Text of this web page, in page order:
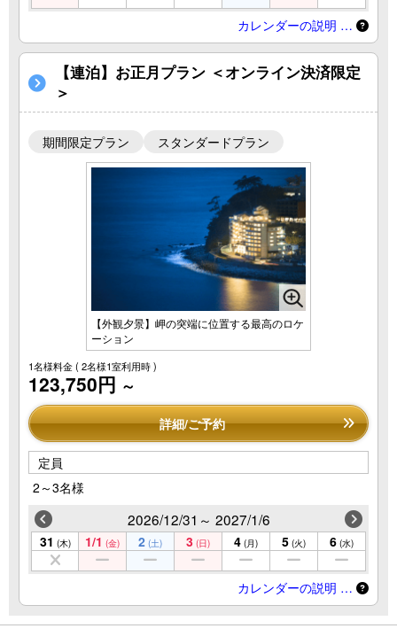
カレンダーの説明 …
【連泊】お正月プラン ＜オンライン決済限定
＞
期間限定プラン スタンダードプラン
【外観夕景】岬の突端に位置する最高のロケ
ーション
1名様料金( 2名様1室利用時 )
123,750円 ～
詳細/ご予約
定員
2～3名様
2026/12/31～ 2027/1/6
31 (木) 1/1 (金) 2 (土) 3 (日) 4 (月) 5 (火) 6 (水)
カレンダーの説明 …